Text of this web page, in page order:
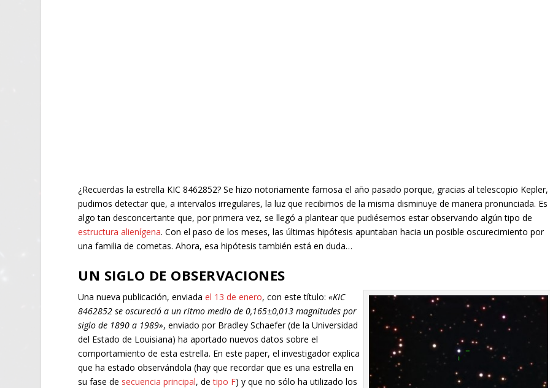
¿Recuerdas la estrella KIC 8462852? Se hizo notoriamente famosa el año pasado porque, gracias al telescopio Kepler,
pudimos detectar que, a intervalos irregulares, la luz que recibimos de la misma disminuye de manera pronunciada. Es
algo tan desconcertante que, por primera vez, se llegó a plantear que pudiésemos estar observando algún tipo de
estructura alienígena. Con el paso de los meses, las últimas hipótesis apuntaban hacia un posible oscurecimiento por
una familia de cometas. Ahora, esa hipótesis también está en duda…
UN SIGLO DE OBSERVACIONES
Una nueva publicación, enviadael 13 de enero, con este título:«KIC
8462852 se oscureció a un ritmo medio de 0,165±0,013 magnitudes por
siglo de 1890 a 1989», enviado por Bradley Schaefer (de la Universidad
del Estado de Louisiana) ha aportado nuevos datos sobre el
comportamiento de esta estrella. En este paper, el investigador explica
que ha estado observándola (hay que recordar que es una estrella en
su fase de secuencia principal, detipo F) y que no sólo ha utilizado los